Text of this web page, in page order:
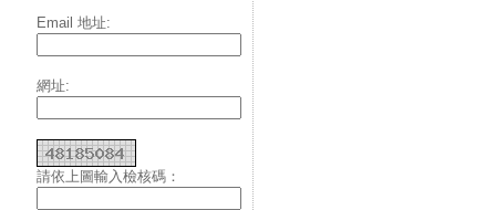
Email 地址:
網址:
請依上圖輸入檢核碼：